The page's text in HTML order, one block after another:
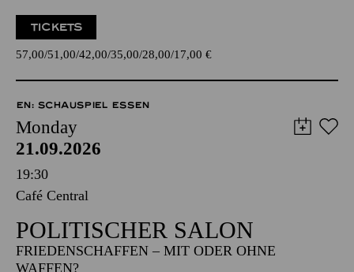
TICKETS
57,00 51,00 42,00 35,00 28,00 17,00 €
EN: SCHAUSPIEL ESSEN
Monday
21.09.2026
19:30
Café Central
POLITISCHER SALON
FRIEDENSCHAFFEN – MIT ODER OHNE
WAFFEN?